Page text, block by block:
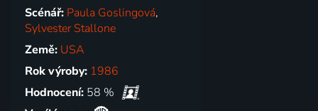
Scénář: Paula Goslingová,
Sylvester Stallone
Země: USA
Rok výroby: 1986
Hodnocení: 58 %